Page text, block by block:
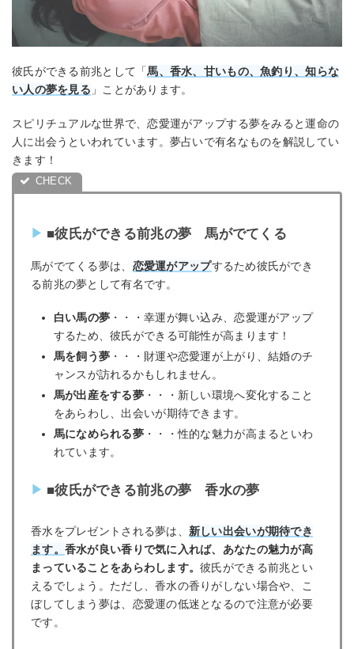
彼氏ができる前兆として「馬、香水、甘いもの、魚釣り、知らな
い人の夢を見る 」ことがあります。
スピリチュアルな世界で、恋愛運がアップする夢をみると運命の
人に出会うといわれています。夢占いで有名なものを解説してい
きます！
■彼氏ができる前兆の夢 馬がでてくる
馬がでてくる夢は、 恋愛運がアップするため彼氏ができ
る前兆の夢として有名です。
白い馬の夢 ・・・幸運が舞い込み、恋愛運がアップ
するため、彼氏ができる可能性が高まります！
馬を飼う夢 ・・・財運や恋愛運が上がり、結婚のチ
ャンスが訪れるかもしれません。
馬が出産をする夢 ・・・新しい環境へ変化すること
をあらわし、出会いが期待できます。
馬になめられる夢 ・・・性的な魅力が高まるといわ
れています。
■彼氏ができる前兆の夢 香水の夢
香水をプレゼントされる夢は、 新しい出会いが期待でき
ます。 香水が良い香りで気に入れば、あなたの魅力が高
まっていることをあらわします。彼氏ができる前兆とい
えるでしょう。ただし、香水の香りがしない場合や、こ
ぼしてしまう夢は、恋愛運の低迷となるので注意が必要
です。